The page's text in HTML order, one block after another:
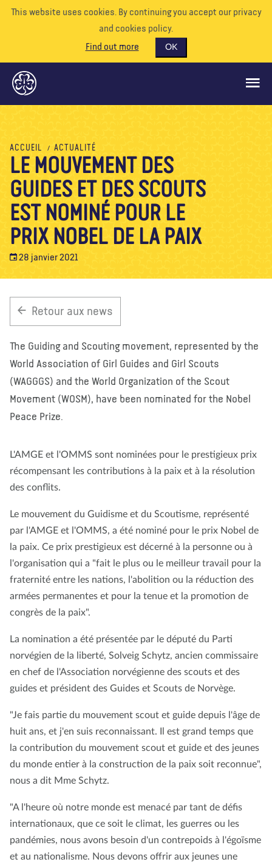
This website uses cookies. By continuing you accept our privacy
and cookies policy.
Find out more
OK
CE QUE NOUS FAISONS
SOUTENEZ-NOUS
BÉNÉVOLE
EVÉNEMENTS
NOTRE MONDE
Contactez nous FAIRE UN DON
ACCUEIL ACTUALITÉ
LE MOUVEMENT DES
GUIDES ET DES SCOUTS
EST NOMINÉ POUR LE
PRIX NOBEL DE LA PAIX
28 janvier 2021
Retour aux news
The Guiding and Scouting movement, represented by the
World Association of Girl Guides and Girl Scouts
(WAGGGS) and the World Organization of the Scout
Movement (WOSM), have been nominated for the Nobel
Peace Prize.
L'AMGE et l'OMMS sont nominées pour le prestigieux prix
récompensant les contributions à la paix et à la résolution
des conflits.
Le mouvement du Guidisme et du Scoutisme, représenté
par l'AMGE et l'OMMS, a été nominé pour le prix Nobel de
la paix. Ce prix prestigieux est décerné à la personne ou à
l'organisation qui a "fait le plus ou le meilleur travail pour la
fraternité entre les nations, l'abolition ou la réduction des
armées permanentes et pour la tenue et la promotion de
congrès de la paix".
La nomination a été présentée par le député du Parti
norvégien de la liberté, Solveig Schytz, ancien commissaire
en chef de l'Association norvégienne des scouts et des
guides et président des Guides et Scouts de Norvège.
"Je fais partie du mouvement scout et guide depuis l'âge de
huit ans, et j'en suis reconnaissant. Il est grand temps que
la contribution du mouvement scout et guide et des jeunes
du monde entier à la construction de la paix soit reconnue",
nous a dit Mme Schytz.
"A l'heure où notre monde est menacé par tant de défis
internationaux, que ce soit le climat, les guerres ou les
pandémies, nous avons besoin d'un contrepoids à l'égoïsme
et au nationalisme. Nous devons offrir aux jeunes une